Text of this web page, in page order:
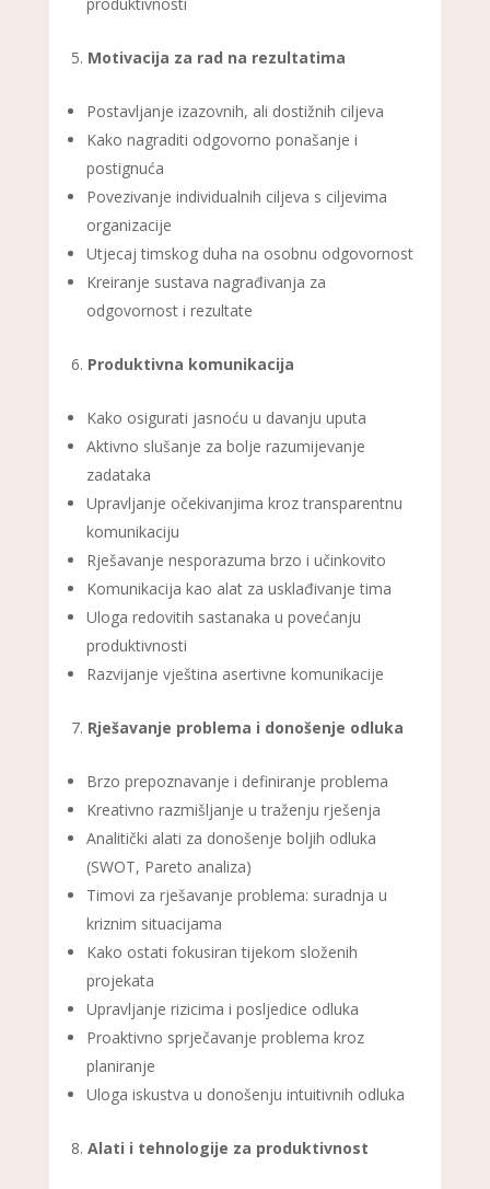
Motivacija za rad na rezultatima
Postavljanje izazovnih, ali dostižnih ciljeva
Kako nagraditi odgovorno ponašanje i
postignuća
Povezivanje individualnih ciljeva s ciljevima
organizacije
Utjecaj timskog duha na osobnu odgovornost
Kreiranje sustava nagrađivanja za
odgovornost i rezultate
Produktivna komunikacija
Kako osigurati jasnoću u davanju uputa
Aktivno slušanje za bolje razumijevanje
zadataka
Upravljanje očekivanjima kroz transparentnu
komunikaciju
Rješavanje nesporazuma brzo i učinkovito
Komunikacija kao alat za usklađivanje tima
Uloga redovitih sastanaka u povećanju
produktivnosti
Razvijanje vještina asertivne komunikacije
Rješavanje problema i donošenje odluka
Brzo prepoznavanje i definiranje problema
Kreativno razmišljanje u traženju rješenja
Analitički alati za donošenje boljih odluka
(SWOT, Pareto analiza)
Timovi za rješavanje problema: suradnja u
kriznim situacijama
Kako ostati fokusiran tijekom složenih
projekata
Upravljanje rizicima i posljedice odluka
Proaktivno sprječavanje problema kroz
planiranje
Uloga iskustva u donošenju intuitivnih odluka
Alati i tehnologije za produktivnost